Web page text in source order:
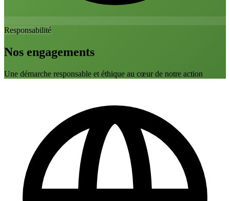
Responsabilité
Nos engagements
Une démarche responsable et éthique au cœur de notre action